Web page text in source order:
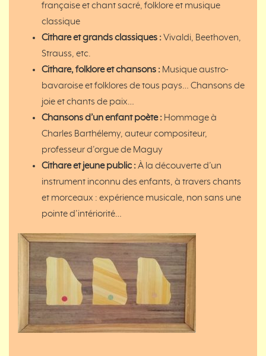
française et chant sacré, folklore et musique
classique
Cithare et grands classiques :Vivaldi, Beethoven,
Strauss, etc.
Cithare, folklore et chansons : Musique austro-
bavaroise et folklores de tous pays… Chansons de
joie et chants de paix…
Chansons d’un enfant poète : Hommage à
Charles Barthélemy, auteur compositeur,
professeur d’orgue de Maguy
Cithare et jeune public :À la découverte d’un
instrument inconnu des enfants, à travers chants
et morceaux : expérience musicale, non sans une
pointe d’intériorité…